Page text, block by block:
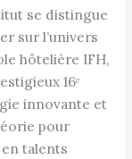
se distingue
sur l’univers
hôtelière IFH,
16ᵉ
innovante et
pour
talents